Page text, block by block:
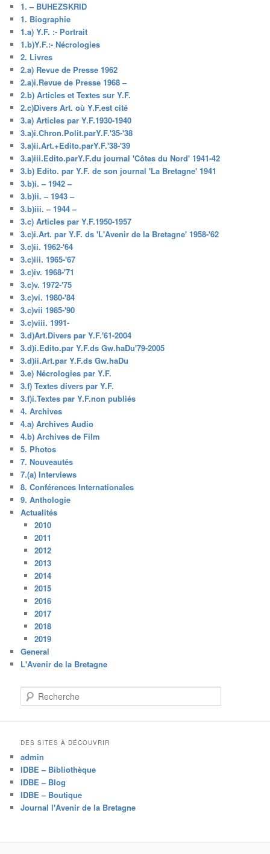
1. – BUHEZSKRID
1. Biographie
1.a) Y.F. :- Portrait
1.b)Y.F.:- Nécrologies
2. Livres
2.a) Revue de Presse 1962
2.a)i.Revue de Presse 1968 –
2.b) Articles et Textes sur Y.F.
2.c)Divers Art. où Y.F.est cité
3.a) Articles par Y.F.1930-1940
3.a)i.Chron.Polit.parY.F.'35-'38
3.a)ii.Art.+Edito.parY.F.'38-'39
3.a)iii.Edito.parY.F.du journal 'Côtes du Nord' 1941-42
3.b) Edito. par Y.F. de son journal 'La Bretagne' 1941
3.b)i. – 1942 –
3.b)ii. – 1943 –
3.b)iii. – 1944 –
3.c) Articles par Y.F.1950-1957
3.c)i.Art. par Y.F. ds 'L'Avenir de la Bretagne' 1958-'62
3.c)ii. 1962-'64
3.c)iii. 1965-'67
3.c)iv. 1968-'71
3.c)v. 1972-'75
3.c)vi. 1980-'84
3.c)vii 1985-'90
3.c)viii. 1991-
3.d)Art.Divers par Y.F.'61-2004
3.d)i.Edito.par Y.F.ds Gw.haDu'79-2005
3.d)ii.Art.par Y.F.ds Gw.haDu
3.e) Nécrologies par Y.F.
3.f) Textes divers par Y.F.
3.f)i.Textes par Y.F.non publiés
4. Archives
4.a) Archives Audio
4.b) Archives de Film
5. Photos
7. Nouveautés
7.(a) Interviews
8. Conférences Internationales
9. Anthologie
Actualités
2010
2011
2012
2013
2014
2015
2016
2017
2018
2019
General
L'Avenir de la Bretagne
e
e
c
h
e
DES SITES À DÉCOUVRIR
admin
IDBE – Bibliothèque
IDBE – Blog
IDBE – Boutique
Journal l'Avenir de la Bretagne